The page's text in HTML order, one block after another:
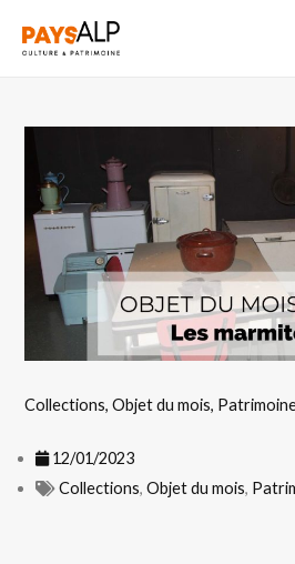
Collections,Objet du mois,
12/01/2023
Collections,Objet du mois,